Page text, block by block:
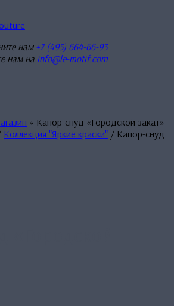
нам +7 (495) 664-66-93
нам на info@le-motif.com
» Капор-снуд «Городской закат»
Коллекция "Яркие краски" / Капор-снуд